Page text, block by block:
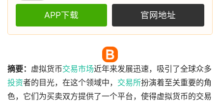
APP下载 官网地址
摘要： 虚拟货币交易市场近年来发展迅速，吸引了全球众多
投资者的目光，在这个领域中， 交易所扮演着至关重要的角
色，它们为买卖双方提供了一个平台，使得虚拟货币的交易